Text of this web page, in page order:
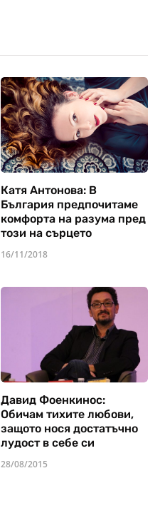
Катя Антонова: В
България предпочитаме
комфорта на разума пред
този на сърцето
16/11/2018
Давид Фоенкинос:
Обичам тихите любови,
защото нося достатъчно
лудост в себе си
28/08/2015